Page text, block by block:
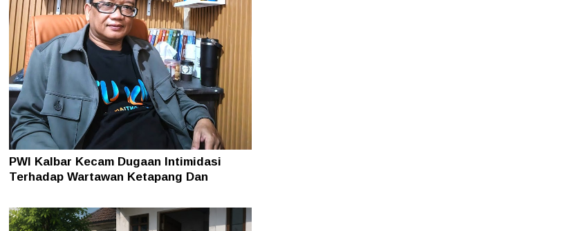
PWI Kalbar Kecam Dugaan Intimidasi
Terhadap Wartawan Ketapang Dan